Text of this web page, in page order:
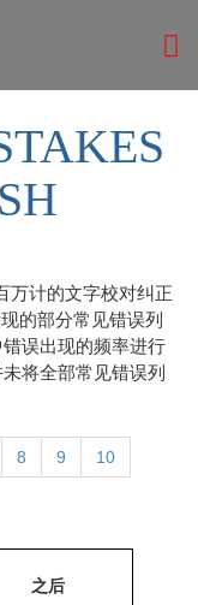
万计的文字校对纠正
的部分常见错误列
误出现的频率进行
将全部常见错误列
8 9 10
之后